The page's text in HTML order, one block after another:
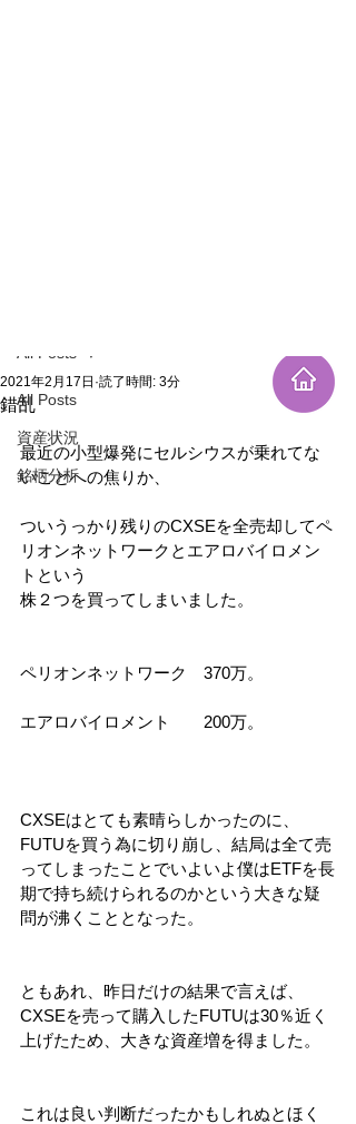
All Posts
資産状況
銘柄分析
All Posts
錯乱
2021年2月17日 読了時間: 3分
最近の小型爆発にセルシウスが乗れてな
いことへの焦りか、
ついうっかり残りのCXSEを全売却してペ
リオンネットワークとエアロバイロメン
トという
株２つを買ってしまいました。
ペリオンネットワーク　370万。
エアロバイロメント　　200万。
CXSEはとても素晴らしかったのに、
FUTUを買う為に切り崩し、結局は全て売
ってしまったことでいよいよ僕はETFを長
期で持ち続けられるのかという大きな疑
問が沸くこととなった。
ともあれ、昨日だけの結果で言えば、
CXSEを売って購入したFUTUは30％近く
上げたため、大きな資産増を得ました。
これは良い判断だったかもしれぬとほく